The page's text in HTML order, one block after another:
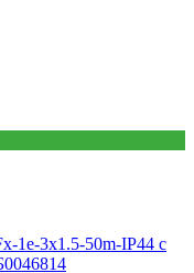
1e-3x1.5-50m-IP44 с